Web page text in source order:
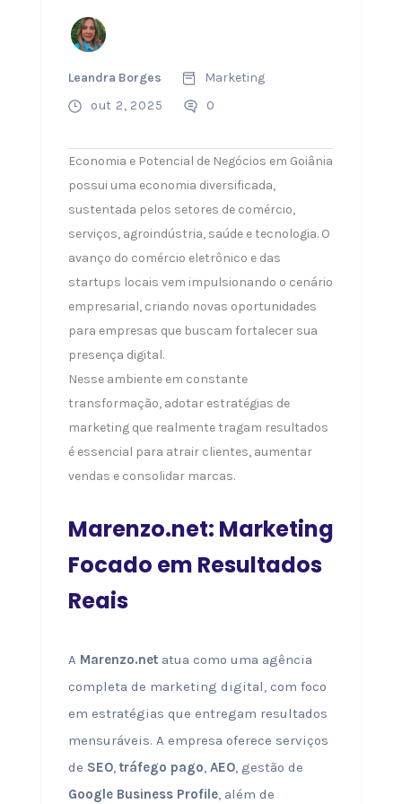
Leandra Borges
Marketing
out 2, 2025
0
Economia e Potencial de Negócios em Goiânia
possui uma economia diversificada,
sustentada pelos setores de comércio,
serviços, agroindústria, saúde e tecnologia. O
avanço do comércio eletrônico e das
startups locais vem impulsionando o cenário
empresarial, criando novas oportunidades
para empresas que buscam fortalecer sua
presença digital.
Nesse ambiente em constante
transformação, adotar estratégias de
marketing que realmente tragam resultados
é essencial para atrair clientes, aumentar
vendas e consolidar marcas.
Marenzo.net: Marketing
Focado em Resultados
Reais
A Marenzo.netatua como uma agência
completa de marketing digital, com foco
em estratégias que entregam resultados
mensuráveis. A empresa oferece serviços
de SEO, tráfego pago, AEO, gestão de
Google Business Profile, além de